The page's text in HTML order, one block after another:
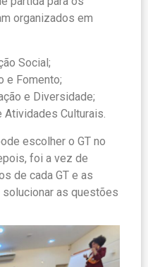
organizados em
Social;
e Fomento;
e Diversidade;
Atividades Culturais.
escolher o GT no
foi a vez de
de cada GT e as
as questões